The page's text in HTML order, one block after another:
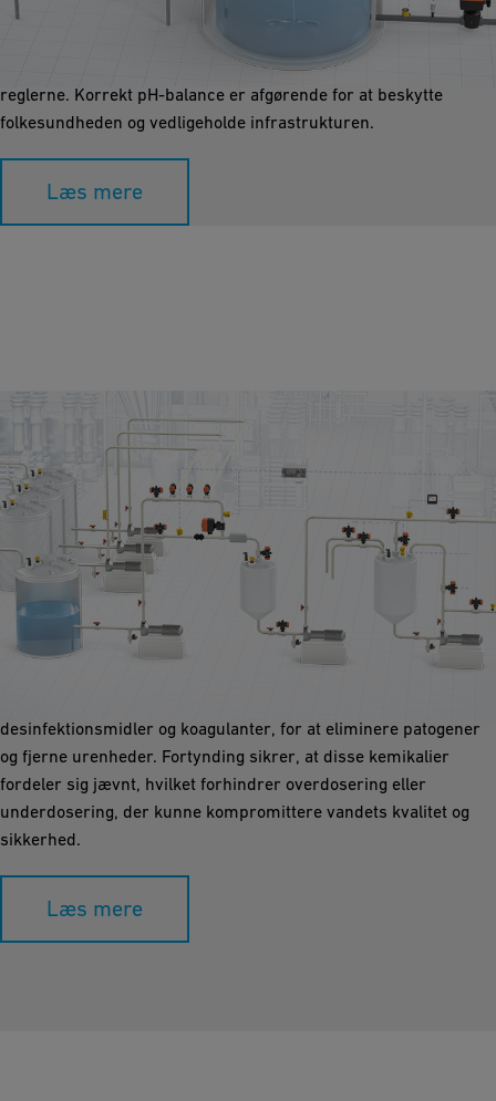
Neutralisering justerer pH-niveauerne for at gøre vandet sikkert
og velsmagende. Det forhindrer korrosion eller aflejring i rør,
forbedrer desinfektionseffektiviteten og sikrer overholdelse af
reglerne. Korrekt pH-balance er afgørende for at beskytte
folkesundheden og vedligeholde infrastrukturen.
Læs mere
Dosering / fortynding
Kemisk dosering og fortynding i drikkevandsapplikationer er
afgørende for at sikre vandets sikkerhed og kvalitet. Korrekt
desinfektionsmidler og koagulanter, for at eliminere patogener
og fjerne urenheder. Fortynding sikrer, at disse kemikalier
fordeler sig jævnt, hvilket forhindrer overdosering eller
underdosering, der kunne kompromittere vandets kvalitet og
sikkerhed.
Læs mere